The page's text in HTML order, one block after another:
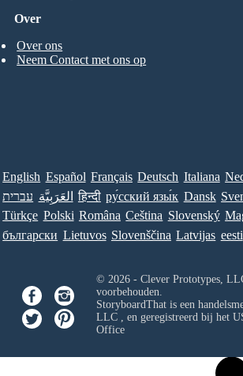
Over
Over ons
Neem Contact met ons op
English Español Français Deutsch Italiana
עברית العَرَبِيَّة हिन्दी ру́сский язы́к Dansk
Türkçe Polski Româna Ceština Slovenský
български Lietuvos Slovenščina Latvijas eesti
© 2026 - Clever Prototypes,
voorbehouden.
StoryboardThat is een
LLC, en geregistreerd bij het
Office